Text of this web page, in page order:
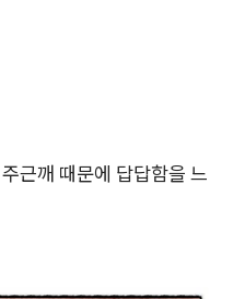
근깨 때문에 답답함을 느